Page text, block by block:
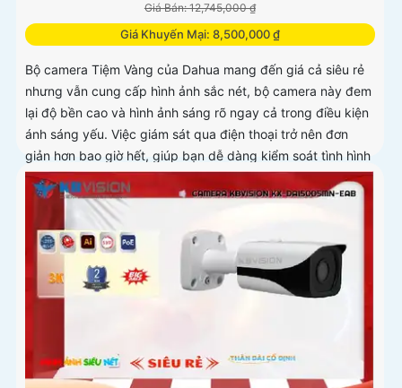
Giá Bán: 12,745,000 ₫
Giá Khuyến Mại: 8,500,000 ₫
Bộ camera Tiệm Vàng của Dahua mang đến giá cả siêu rẻ
nhưng vẫn cung cấp hình ảnh sắc nét, bộ camera này đem
lại độ bền cao và hình ảnh sáng rõ ngay cả trong điều kiện
ánh sáng yếu. Việc giám sát qua điện thoại trở nên đơn
giản hơn bao giờ hết, giúp bạn dễ dàng kiểm soát tình hình
mọi lúc mọi nơi